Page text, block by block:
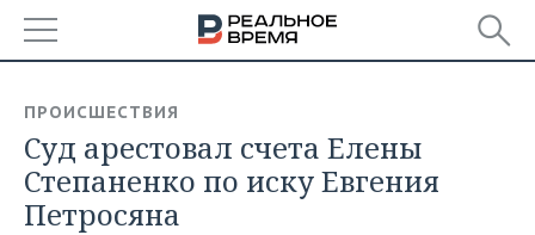
БАШКОРТОСТАН
ТАТАРСТАН
НОВОСТИ
АНАЛИТИКА
ПРОИСШЕСТВИЯ
Суд арестовал счета Елены
Степаненко по иску Евгения
Петросяна